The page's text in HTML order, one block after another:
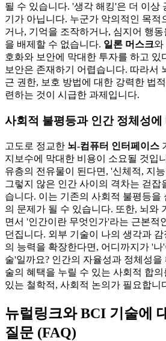
될 수 있습니다. '생각 해킹'은 더 이상
기가 아닙니다. 누군가 악의적인 목적
거나, 기억을 조작하거나, 심지어 행
을 배제할 수 없습니다. 일론 머스크와
호화와 보안에 막대한 투자를 하고 있
보안은 존재하기 어렵습니다. 따라서
근 권한, 보호 방법에 대한 강력한 법
련하는 것이 시급한 과제입니다.
사회적 불평등과 인간 정체성에
고도로 정교한 뇌-컴퓨터 인터페이스
지보수에 막대한 비용이 소요될 것입
유층의 전유물이 된다면, '신체적, 지
그렇지 않은 인간 사이의 격차는 걷잡
습니다. 이는 기존의 사회적 불평등을
의 문제가 될 수 있습니다. 또한, 뇌와
면서 '인간이란 무엇인가'라는 근본적
던집니다. 외부 기술이 나의 생각과
의 능력을 확장한다면, 어디까지가 '나'
술'일까요? 인간의 자율성과 정체성을
술의 혜택을 누릴 수 있는 사회적 합의
있는 철학적, 사회적 논의가 필요합니
뉴럴링크와 BCI 기술에
질문 (FAQ)